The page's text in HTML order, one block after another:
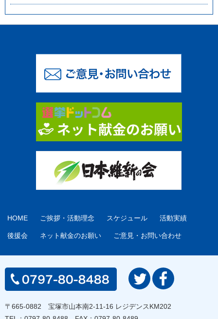
HOME ご挨拶・活動理念 スケジュール 活動実績
後援会 ネット献金のお願い ご意見・お問い合わせ
〒665-0882 宝塚市山本南2-11-16 レジデンスKM202